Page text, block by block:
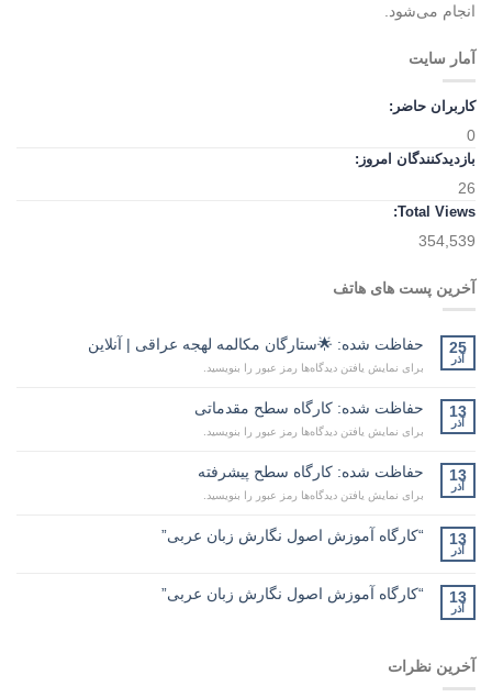
انجام می‌شود.
آمار سایت
کاربران حاضر:
0
بازدیدکنندگان امروز:
26
Total Views:
354,539
آخرین پست های هاتف
25
آذر
حفاظت شده: 🌟ستارگان مکالمه لهجه عراقی | آنلاین
برای نمایش یافتن دیدگاه‌ها رمز عبور را بنویسید.
13
آذر
حفاظت شده: کارگاه سطح مقدماتی
برای نمایش یافتن دیدگاه‌ها رمز عبور را بنویسید.
13
آذر
حفاظت شده: کارگاه سطح پیشرفته
برای نمایش یافتن دیدگاه‌ها رمز عبور را بنویسید.
13
آذر
“کارگاه آموزش اصول نگارش زبان عربی”
13
آذر
“کارگاه آموزش اصول نگارش زبان عربی”
آخرین نظرات